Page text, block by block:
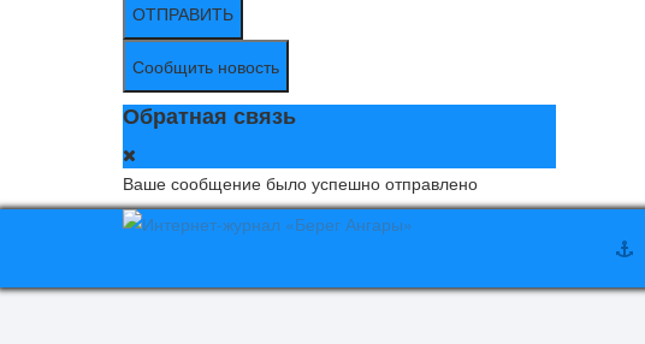
ОТПРАВИТЬ
Сообщить новость
Обратная связь
Ваше сообщение было успешно отправлено